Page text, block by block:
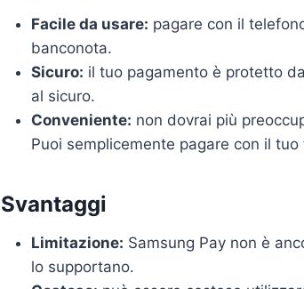
Facile da usare: pagare con il
banconota.
Sicuro: il tuo pagamento è protetto
al sicuro.
Conveniente: non dovrai più
Puoi semplicemente pagare con il tuo
Svantaggi
Limitazione: Samsung Pay non è
lo supportano.